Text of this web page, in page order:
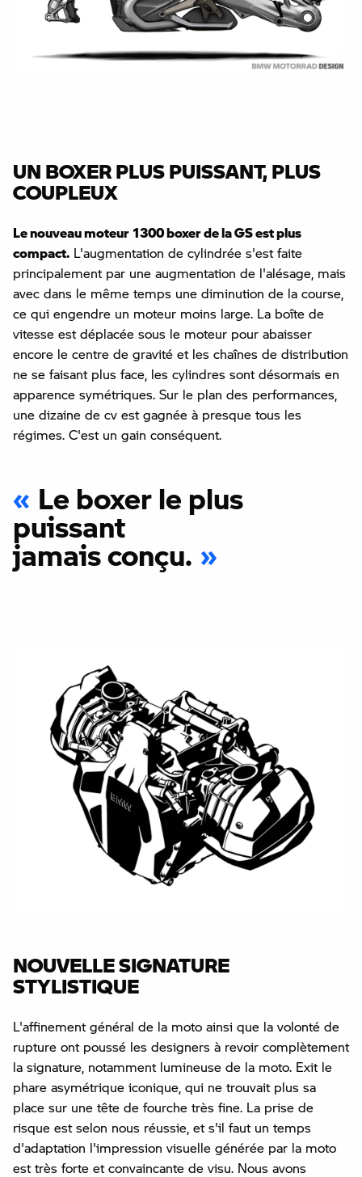
UN BOXER PLUS PUISSANT, PLUS
COUPLEUX
Le nouveau moteur 1300 boxer de la GS est plus
compact. L'augmentation de cylindrée s'est faite
principalement par une augmentation de l'alésage, mais
avec dans le même temps une diminution de la course,
ce qui engendre un moteur moins large. La boîte de
vitesse est déplacée sous le moteur pour abaisser
encore le centre de gravité et les chaînes de distribution
ne se faisant plus face, les cylindres sont désormais en
apparence symétriques. Sur le plan des performances,
une dizaine de cv est gagnée à presque tous les
régimes. C'est un gain conséquent.
Le boxer le plus
puissant
jamais conçu.
NOUVELLE SIGNATURE
STYLISTIQUE
L'affinement général de la moto ainsi que la volonté de
rupture ont poussé les designers à revoir complètement
la signature, notamment lumineuse de la moto. Exit le
phare asymétrique iconique, qui ne trouvait plus sa
place sur une tête de fourche très fine. La prise de
risque est selon nous réussie, et s'il faut un temps
d'adaptation l'impression visuelle générée par la moto
est très forte et convaincante de visu. Nous avons